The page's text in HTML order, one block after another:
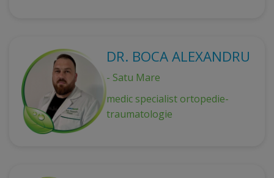
DR. BOCA ALEXANDRU
- Satu Mare
medic specialist ortopedie-
traumatologie